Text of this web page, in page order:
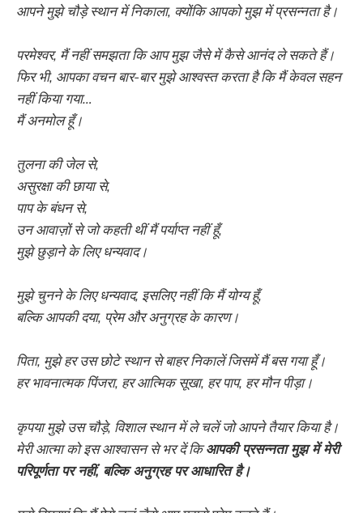
आपने मुझे चौड़े स्थान में निकाला, क्योंकि आपको मुझ में प्रसन्नता है।
परमेश्वर, मैं नहीं समझता कि आप मुझ जैसे में कैसे आनंद ले सकते हैं।
फिर भी, आपका वचन बार-बार मुझे आश्वस्त करता है कि मैं केवल सहन
नहीं किया गया…
मैं अनमोल हूँ।
तुलना की जेल से,
असुरक्षा की छाया से,
पाप के बंधन से,
उन आवाज़ों से जो कहती थीं मैं पर्याप्त नहीं हूँ,
मुझे छुड़ाने के लिए धन्यवाद।
मुझे चुनने के लिए धन्यवाद, इसलिए नहीं कि मैं योग्य हूँ,
बल्कि आपकी दया, प्रेम और अनुग्रह के कारण।
पिता, मुझे हर उस छोटे स्थान से बाहर निकालें जिसमें मैं बस गया हूँ।
हर भावनात्मक पिंजरा, हर आत्मिक सूखा, हर पाप, हर मौन पीड़ा।
कृपया मुझे उस चौड़े, विशाल स्थान में ले चलें जो आपने तैयार किया है।
मेरी आत्मा को इस आश्वासन से भर दें किआपकी प्रसन्नता मुझ में मेरी
परिपूर्णता पर नहीं, बल्कि अनुग्रह पर आधारित है।